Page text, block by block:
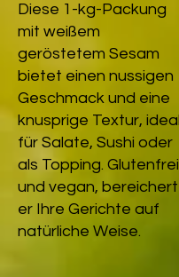
Diese 1-kg-Packung
mit weißem
geröstetem Sesam
bietet einen nussigen
Geschmack und eine
knusprige Textur, ideal
für Salate, Sushi oder
als Topping. Glutenfrei
und vegan, bereichert
er Ihre Gerichte auf
natürliche Weise.